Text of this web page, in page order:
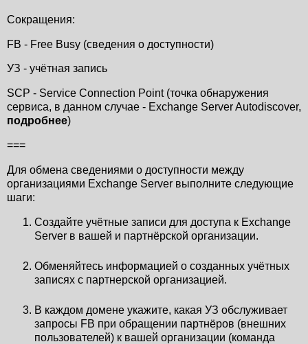
Сокращения:
FB - Free Busy (сведения о доступности)
УЗ - учётная запись
SCP - Service Connection Point (точка обнаружения
сервиса, в данном случае - Exchange Server Autodiscover,
подробнее)
===
Для обмена сведениями о доступности между
организациями Exchange Server выполните следующие
шаги:
Создайте учётные записи для доступа к Exchange
Server в вашей и партнёрской организации.
Обменяйтесь информацией о созданных учётных
записях с партнерской организацией.
В каждом домене укажите, какая УЗ обслуживает
запросы FB при обращении партнёров (внешних
пользователей) к вашей организации (команда